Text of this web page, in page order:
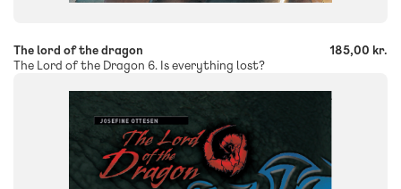
The lord of the dragon
The Lord of the Dragon 6. Is everything lost?
185,00 kr.
Engelske materialer
NIVEAU